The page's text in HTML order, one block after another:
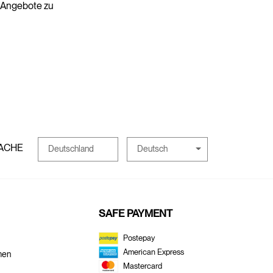
zu
Deutschland Deutsch
SAFE PAYMENT
Postepay
American Express
Mastercard